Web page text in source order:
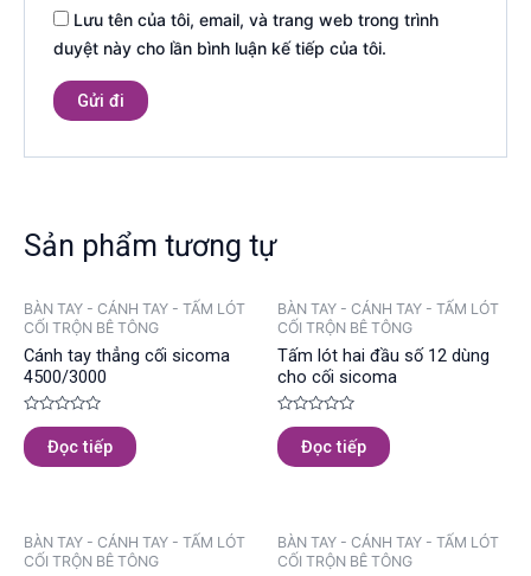
Lưu tên của tôi, email, và trang web trong trình
duyệt này cho lần bình luận kế tiếp của tôi.
Sản phẩm tương tự
BÀN TAY - CÁNH TAY - TẤM LÓT
CỐI TRỘN BÊ TÔNG
Cánh tay thẳng cối sicoma
4500/3000
Được
xếp
hạng
0
Đọc tiếp
BÀN TAY - CÁNH TAY - TẤM LÓT
CỐI TRỘN BÊ TÔNG
Tấm lót hai đầu số 12 dùng
cho cối sicoma
Được
xếp
hạng
0
Đọc tiếp
BÀN TAY - CÁNH TAY - TẤM LÓT
CỐI TRỘN BÊ TÔNG
BÀN TAY - CÁNH TAY - TẤM LÓT
CỐI TRỘN BÊ TÔNG